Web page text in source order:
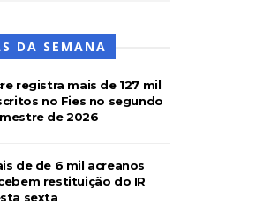
DA SEMANA
registra mais de 127 mil
no Fies no segundo
de 2026
de de 6 mil acreanos
restituição do IR
sexta